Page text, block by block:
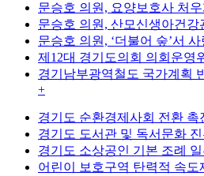
문승호 의원, 요양보호사 처
문승호 의원, 산모신생아건강
문승호 의원, ‘더불어 숲’서
제12대 경기도의회 의회운영
경기남부광역철도 국가계획
+
경기도 순환경제사회 전환
경기도 도서관 및 독서문화
경기도 소상공인 기본 조례
어린이 보호구역 탄력적 속